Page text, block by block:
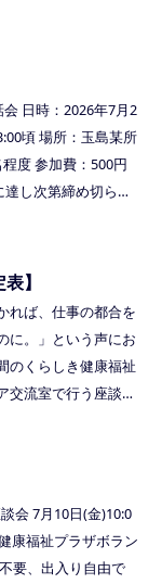
りがとうございま
できたのもよかった
日時：2026年7月2
頃 場所：玉島某所
度 参加費：500円
し次第締め切らせ
とは違う場所でこ
はこちらをクリッ
ださい。または、公
にメッセージを送っ
】
れば、仕事の都合を
に。」という声にお
のくらしき健康福祉
交流室で行う座談会
ので、変更の場合
会 7月10日(金)10:0
康福祉プラザボラン
要、出入り自由で